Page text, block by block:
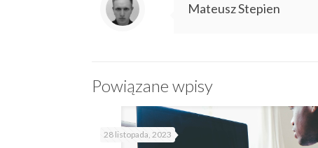
Mateusz Stepien
Powiązane wpisy
28 listopada, 2023